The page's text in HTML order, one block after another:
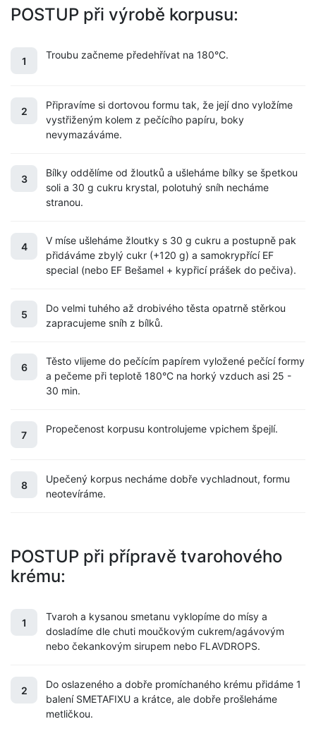
POSTUP při výrobě korpusu:
1 Troubu začneme předehřívat na 180°C.
2
Připravíme si dortovou formu tak, že její dno vyložíme
vystřiženým kolem z pečícího papíru, boky
nevymazáváme.
3
Bílky oddělíme od žloutků a ušleháme bílky se špetkou
soli a 30 g cukru krystal, polotuhý sníh necháme
stranou.
4
V míse ušleháme žloutky s 30 g cukru a postupně pak
přidáváme zbylý cukr (+120 g) a samokrypřící EF
special (nebo EF Bešamel + kypřicí prášek do pečiva).
5
Do velmi tuhého až drobivého těsta opatrně stěrkou
zapracujeme sníh z bílků.
6
Těsto vlijeme do pečícím papírem vyložené pečící formy
a pečeme při teplotě 180°C na horký vzduch asi 25 -
30 min.
7 Propečenost korpusu kontrolujeme vpichem špejlí.
8
Upečený korpus necháme dobře vychladnout, formu
neotevíráme.
POSTUP při přípravě tvarohového
krému:
1
Tvaroh a kysanou smetanu vyklopíme do mísy a
dosladíme dle chuti moučkovým cukrem/agávovým
nebo čekankovým sirupem nebo FLAVDROPS.
2
Do oslazeného a dobře promíchaného krému přidáme 1
balení SMETAFIXU a krátce, ale dobře prošleháme
metličkou.